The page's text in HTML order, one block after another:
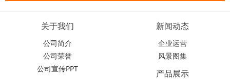
关于我们
公司简介
公司荣誉
公司宣传PPT
新闻动态
企业运营
风景图集
产品展示